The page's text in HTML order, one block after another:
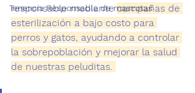
Tenencia Responsable de mascotas
responsable mediante campañas de
esterilización a bajo costo para
perros y gatos, ayudando a controlar
la sobrepoblación y mejorar la salud
de nuestras peluditas.